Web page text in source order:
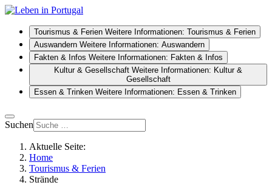
Tourismus & Ferien Weitere Informationen: Tourismus & Ferien
Auswandern Weitere Informationen: Auswandern
Fakten & Infos Weitere Informationen: Fakten & Infos
Kultur & Gesellschaft Weitere Informationen: Kultur &
Gesellschaft
Essen & Trinken Weitere Informationen: Essen & Trinken
Suchen
Aktuelle Seite:
Home
Tourismus & Ferien
Strände